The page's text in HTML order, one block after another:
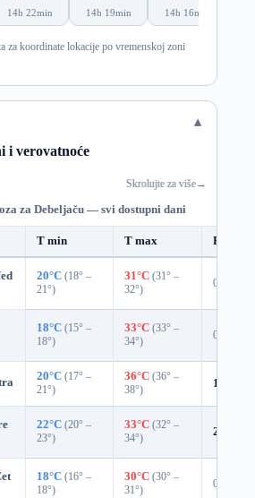
14h 22min 14h 19min 14h 16min
za koordinate lokacije po vremenskoj zoni
i verovatnoće
Skrolujte za više→
za Debeljaču — svi dostupni dani
T min T max
20°C (18° –
21°)
31°C (31° –
32°)
0%
18°C (15° –
18°)
33°C (33° –
34°)
0%
20°C (17° –
21°)
36°C (36° –
38°)
1%
22°C (20° –
23°)
33°C (32° –
34°)
2%
18°C (16° –
18°)
30°C (30° –
31°)
0%